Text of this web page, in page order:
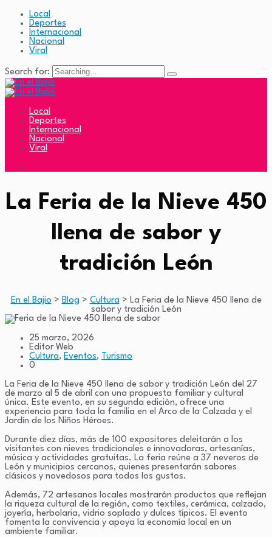
Local
Deportes
Internacional
Nacional
Viral
Search for:
Local
Deportes
Internacional
Nacional
Viral
La Feria de la Nieve 450
llena de sabor y
tradición León
En el Bajio > Blog> Cultura > La Feria de la Nieve 450 llena de
sabor y tradición León
25 marzo, 2026
Editor Web
Cultura, Eventos, Turismo
0
La Feria de la Nieve 450 llena de sabor y tradición León del 27
de marzo al 5 de abril con una propuesta familiar y cultural
única. Este evento, en su segunda edición, ofrece una
experiencia para toda la familia en el Arco de la Calzada y el
Jardín de los Niños Héroes.
Durante diez días, más de 100 expositores deleitarán a los
visitantes con nieves tradicionales e innovadoras, artesanías,
música y actividades gratuitas. La feria reúne a 37 neveros de
León y municipios cercanos, quienes presentarán sabores
clásicos y novedosos para todos los gustos.
Además, 72 artesanos locales mostrarán productos que reflejan
la riqueza cultural de la región, como textiles, cerámica, calzado,
joyería, herbolaria, vidrio soplado y dulces típicos. El evento
fomenta la convivencia y apoya la economía local en un
ambiente familiar.